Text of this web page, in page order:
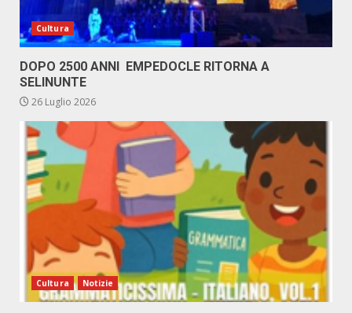
Cultura
DOPO 2500 ANNI EMPEDOCLE RITORNA A
SELINUNTE
26 Luglio 2026
Cultura Notizie